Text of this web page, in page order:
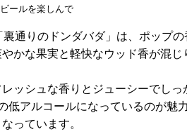
ールを楽しんで
通りのドンダバダ」は、ポップ
かな果実と軽快なウッド香が混
ッシュな香りとジューシーでし
低アルコールになっているのが魅
っています。